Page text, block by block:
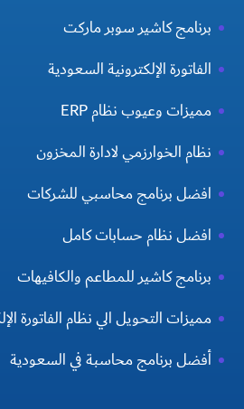
برنامج كاشير سوبر ماركت
الفاتورة الإلكترونية السعودية
مميزات وعيوب نظام ERP
نظام الخوارزمي لادارة المخزون
افضل برنامج محاسبي للشركات
افضل نظام حسابات كامل
برنامج كاشير للمطاعم والكافيهات
مميزات التحويل الي نظام الفاتورة
أفضل برنامج محاسبة في السعودية